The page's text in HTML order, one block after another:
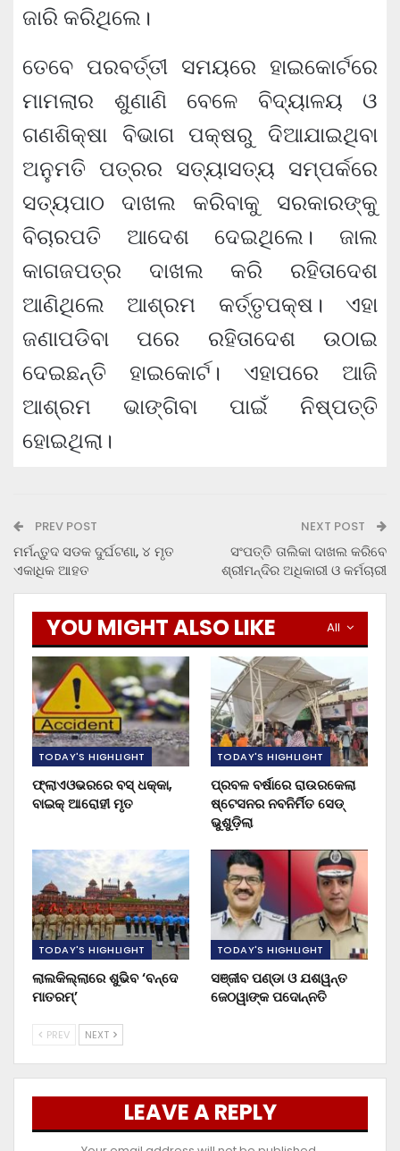
ଜାରି କରିଥିଲେ।
ତେବେ ପରବର୍ତ୍ତୀ ସମୟରେ ହାଇକୋର୍ଟରେ
ମାମଲାର ଶୁଣାଣି ବେଳେ ବିଦ୍ୟାଳୟ ଓ
ଗଣଶିକ୍ଷା ବିଭାଗ ପକ୍ଷରୁ ଦିଆଯାଇଥିବା
ଅନୁମତି ପତ୍ରର ସତ୍ୟାସତ୍ୟ ସମ୍ପର୍କରେ
ସତ୍ୟପାଠ ଦାଖଲ କରିବାକୁ ସରକାରଙ୍କୁ
ବିଚାରପତି ଆଦେଶ ଦେଇଥିଲେ। ଜାଲ
କାଗଜପତ୍ର ଦାଖଲ କରି ରହିତାଦେଶ
ଆଣିଥିଲେ ଆଶ୍ରମ କର୍ତ୍ତୃପକ୍ଷ। ଏହା
ଜଣାପଡିବା ପରେ ରହିତାଦେଶ ଉଠାଇ
ଦେଇଛନ୍ତି ହାଇକୋର୍ଟ। ଏହାପରେ ଆଜି
ଆଶ୍ରମ ଭାଙ୍ଗିବା ପାଇଁ ନିଷ୍ପତ୍ତି
ହୋଇଥିଲା।
PREV POST
ମର୍ମନ୍ତୁଦ ସଡକ ଦୁର୍ଘଟଣା, ୪ ମୃତ
ଏକାଧିକ ଆହତ
NEXT POST
ସଂପତ୍ତି ତାଲିକା ଦାଖଲ କରିବେ
ଶ୍ରୀମନ୍ଦିର ଅଧିକାରୀ ଓ କର୍ମଚାରୀ
All
YOU MIGHT ALSO LIKE
TODAY'S HIGHLIGHT
ଫ୍ଲାଏଓଭରରେ ବସ୍ ଧକ୍କା,
ବାଇକ୍ ଆରୋହୀ ମୃତ
TODAY'S HIGHLIGHT
ପ୍ରବଳ ବର୍ଷାରେ ରାଉରକେଲା
ଷ୍ଟେସନର ନବନିର୍ମିତ ସେଡ୍
ଭୁଶୁଡ଼ିଲା
TODAY'S HIGHLIGHT
ଲାଲକିଲ୍ଲାରେ ଶୁଭିବ ‘ବନ୍ଦେ
ମାତରମ୍‌’
TODAY'S HIGHLIGHT
ସଞ୍ଜୀବ ପଣ୍ଡା ଓ ଯଶୱନ୍ତ
ଜେଠୱାଙ୍କ ପଦୋନ୍ନତି
PREV NEXT
LEAVE A REPLY